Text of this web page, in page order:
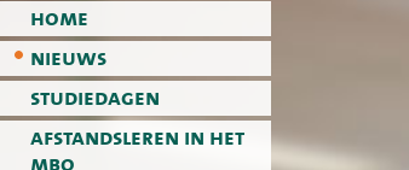
home
nieuws
studiedagen
afstandsleren in het
mbo